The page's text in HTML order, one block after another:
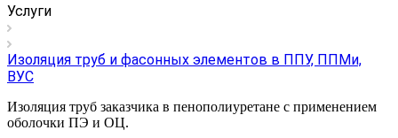
Услуги
Изоляция труб и фасонных элементов в ППУ, ППМи,
ВУС
Изоляция труб заказчика в пенополиуретане с применением
оболочки ПЭ и ОЦ.